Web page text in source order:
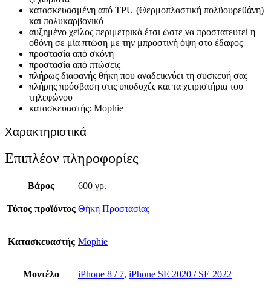
κατασκευασμένη από TPU (Θερμοπλαστική πολϋουρεθάνη)
και πολυκαρβονικό
αυξημένο χείλος περιμετρικά έτσι ώστε να προστατευτεί η
οθόνη σε μία πτώση με την μπροστινή όψη στο έδαφος
προστασία από σκόνη
προστασία από πτώσεις
πλήρως διαφανής θήκη που αναδεικνύει τη συσκευή σας
πλήρης πρόσβαση στις υποδοχές και τα χειριστήρια του
τηλεφώνου
κατασκευαστής: Mophie
Χαρακτηριστικά
Επιπλέον πληροφορίες
Βάρος 600 γρ.
Τύπος προϊόντος Θήκη Προστασίας
Κατασκευαστής Mophie
Μοντέλο iPhone 8 / 7, iPhone SE 2020 / SE 2022